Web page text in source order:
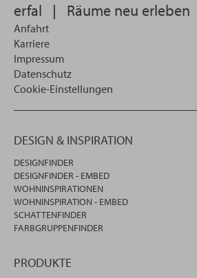
erfal | Räume neu erleben
Anfahrt
Karriere
Impressum
Datenschutz
Cookie-Einstellungen
DESIGN & INSPIRATION
DESIGNFINDER
DESIGNFINDER - EMBED
WOHNINSPIRATIONEN
WOHNINSPIRATION - EMBED
SCHATTENFINDER
FARBGRUPPENFINDER
PRODUKTE